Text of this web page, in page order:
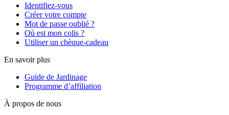
Identifiez-vous
Créer votre compte
Mot de passe oublié ?
Où est mon colis ?
Utiliser un chèque-cadeau
En savoir plus
Guide de Jardinage
Programme d’affiliation
À propos de nous